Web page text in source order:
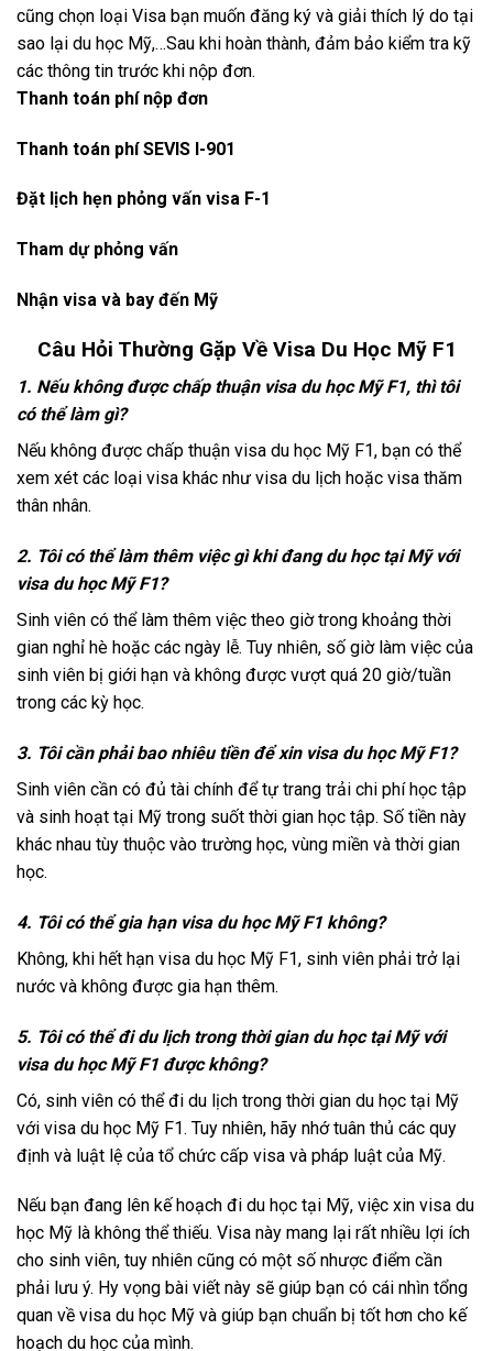
cũng chọn loại Visa bạn muốn đăng ký và giải thích lý do tại
sao lại du học Mỹ,…Sau khi hoàn thành, đảm bảo kiểm tra kỹ
các thông tin trước khi nộp đơn.
Thanh toán phí nộp đơn
Thanh toán phíSEVIS I-901
Đặt lịch hẹn phỏng vấn visa F-1
Tham dự phỏng vấn
Nhận visa và bay đến Mỹ
Câu Hỏi Thường Gặp Về Visa Du Học Mỹ F1
1. Nếu không được chấp thuận visa du học Mỹ F1, thì tôi
có thể làm gì?
Nếu không được chấp thuận visa du học Mỹ F1, bạn có thể
xem xét các loại visa khác như visa du lịch hoặc visa thăm
thân nhân.
2. Tôi có thể làm thêm việc gì khi đang du học tại Mỹ với
visa du học Mỹ F1?
Sinh viên có thể làm thêm việc theo giờ trong khoảng thời
gian nghỉ hè hoặc các ngày lễ. Tuy nhiên, số giờ làm việc của
sinh viên bị giới hạn và không được vượt quá 20 giờ/tuần
trong các kỳ học.
3. Tôi cần phải bao nhiêu tiền để xin visa du học Mỹ F1?
Sinh viên cần có đủ tài chính để tự trang trải chi phí học tập
và sinh hoạt tại Mỹ trong suốt thời gian học tập. Số tiền này
khác nhau tùy thuộc vào trường học, vùng miền và thời gian
học.
4. Tôi có thể gia hạn visa du học Mỹ F1 không?
Không, khi hết hạn visa du học Mỹ F1, sinh viên phải trở lại
nước và không được gia hạn thêm.
5. Tôi có thể đi du lịch trong thời gian du học tại Mỹ với
visa du học Mỹ F1 được không?
Có, sinh viên có thể đi du lịch trong thời gian du học tại Mỹ
với visa du học Mỹ F1. Tuy nhiên, hãy nhớ tuân thủ các quy
định và luật lệ của tổ chức cấp visa và pháp luật của Mỹ.
Nếu bạn đang lên kế hoạch đi du học tại Mỹ, việc xin visa du
học Mỹ là không thể thiếu. Visa này mang lại rất nhiều lợi ích
cho sinh viên, tuy nhiên cũng có một số nhược điểm cần
phải lưu ý. Hy vọng bài viết này sẽ giúp bạn có cái nhìn tổng
quan về visa du học Mỹ và giúp bạn chuẩn bị tốt hơn cho kế
hoạch du học của mình.